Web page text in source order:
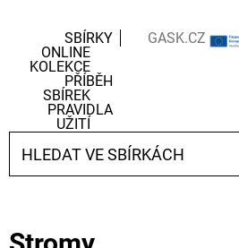
SBÍRKY
ONLINE
KOLEKCE
PŘÍBĚH
SBÍREK
PRAVIDLA
UŽITÍ
GASK.CZ